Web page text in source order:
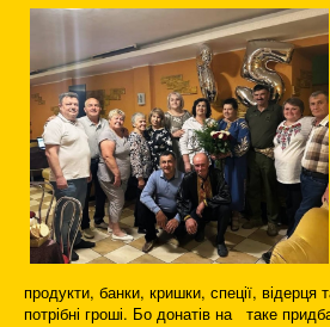
продукти, банки, кришки, спеції, відерця
потрібні гроші. Бо донатів на таке